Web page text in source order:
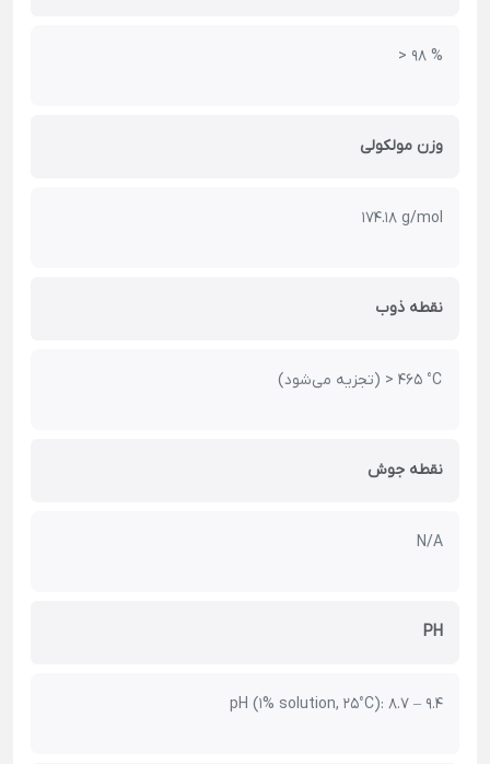
> 98 %
وزن مولکولی
174.18 g/mol
نقطه ذوب
(تجزیه می‌شود) > 465 °C
نقطه جوش
N/A
PH
pH (1% solution, 25°C): 8.7 – 9.4